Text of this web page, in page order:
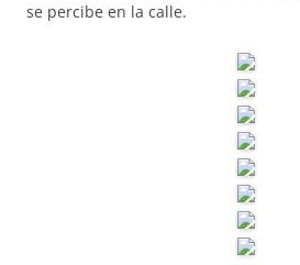
se percibe en la calle.